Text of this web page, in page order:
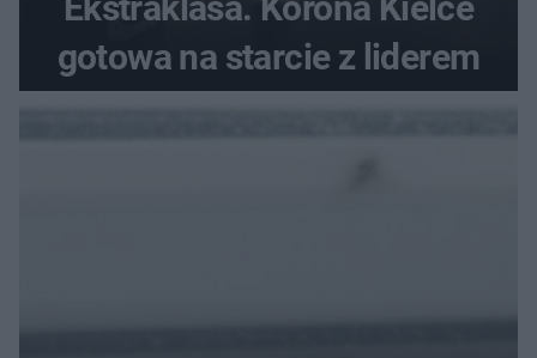
gotowa na starcie z liderem